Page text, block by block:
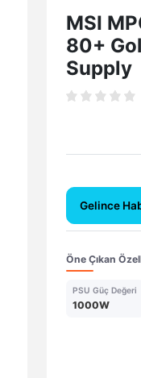
MSI
80+
Supply
Gelince
Öne Çıkan
PSU Güç Değeri
1000W